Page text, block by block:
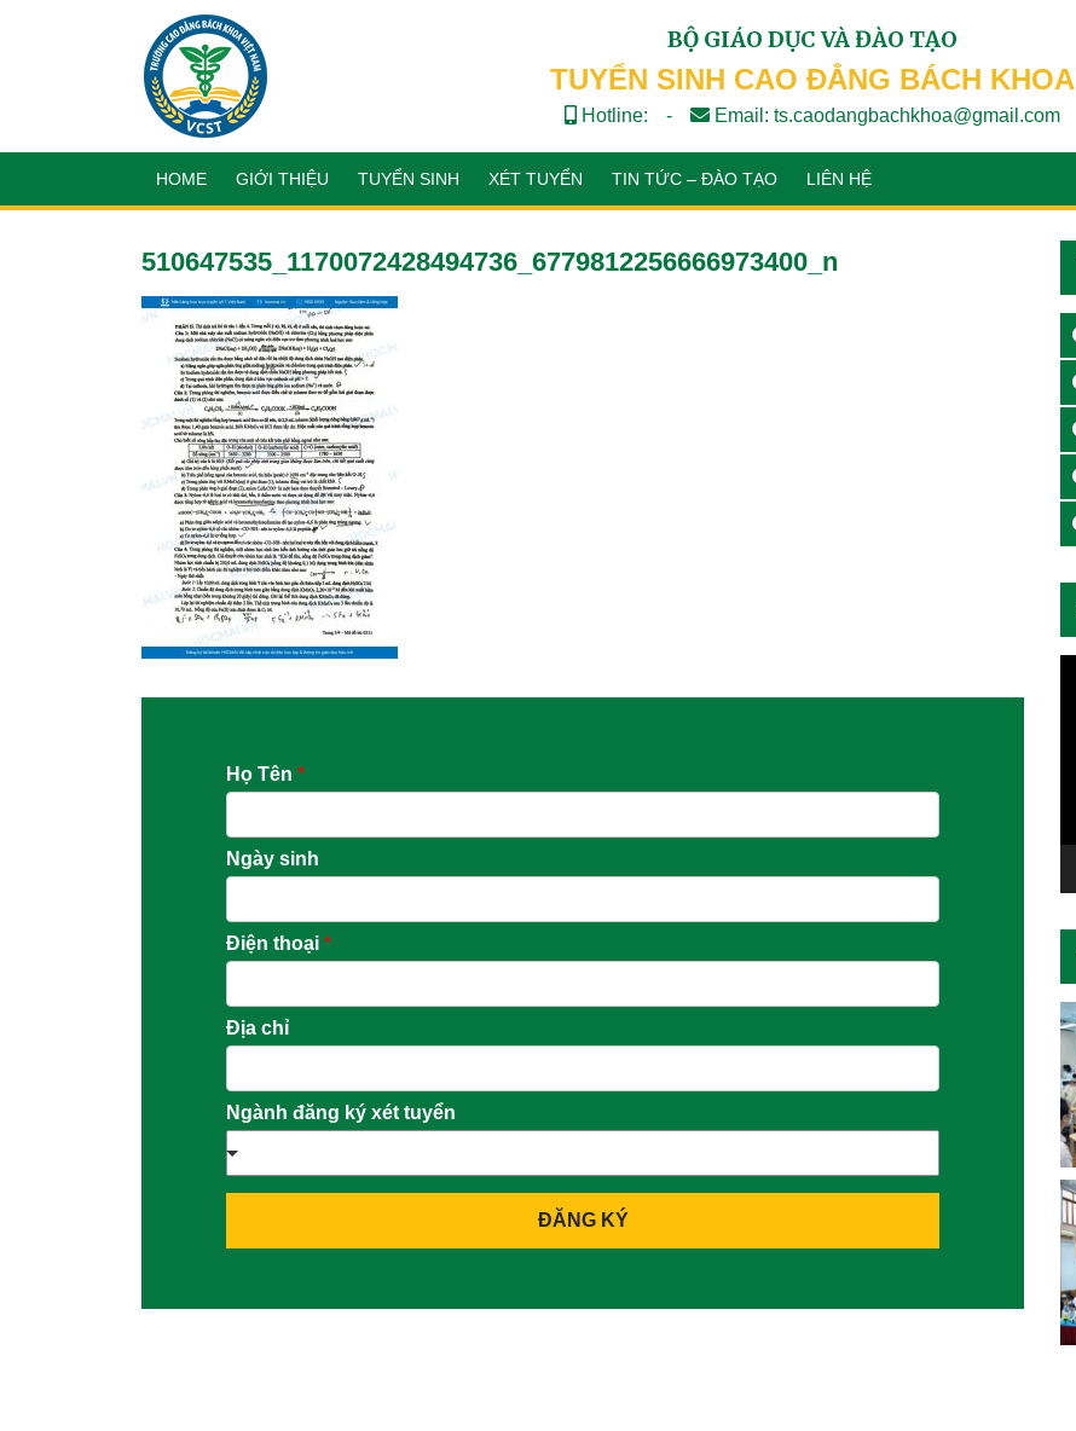
BỘ GIÁO DỤC VÀ ĐÀO TẠO
TUYỂN SINH CAO ĐẲNG BÁCH KHOA
Hotline: - Email: ts.caodangbachkhoa@gmail.com
HOME GIỚI THIỆU TUYỂN SINH XÉT TUYỂN TIN TỨC – ĐÀO TẠO LIÊN HỆ
510647535_1170072428494736_6779812256666973400_n
Họ Tên *
Ngày sinh
Điện thoại *
Địa chỉ
Ngành đăng ký xét tuyển
ĐĂNG KÝ